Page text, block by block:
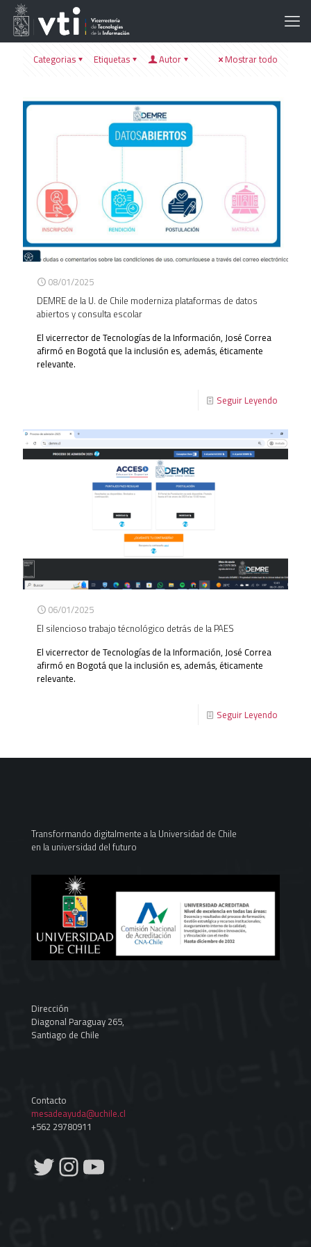
Categorias Etiquetas Autor Mostrar todo
08/01/2025
DEMRE de la U. de Chile moderniza plataformas de datos
abiertos y consulta escolar
El vicerrector de Tecnologías de la Información, José Correa
afirmó en Bogotá que la inclusión es, además, éticamente
relevante.
Seguir Leyendo
06/01/2025
El silencioso trabajo técnológico detrás de la PAES
El vicerrector de Tecnologías de la Información, José Correa
afirmó en Bogotá que la inclusión es, además, éticamente
relevante.
Seguir Leyendo
Transformando digitalmente a la Universidad de Chile
en la universidad del futuro
Dirección
Diagonal Paraguay 265,
Santiago de Chile
Contacto
mesadeayuda@uchile.cl
+562 29780911
Twitter
Instagram
YouTube